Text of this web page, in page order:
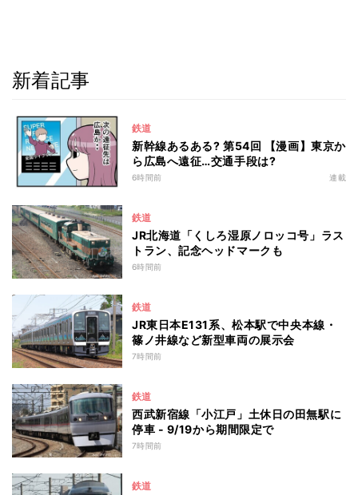
新着記事
鉄道
新幹線あるある? 第54回 【漫画】東京か
ら広島へ遠征…交通手段は?
6時間前 連載
鉄道
JR北海道「くしろ湿原ノロッコ号」ラス
トラン、記念ヘッドマークも
6時間前
鉄道
JR東日本E131系、松本駅で中央本線・
篠ノ井線など新型車両の展示会
7時間前
鉄道
西武新宿線「小江戸」土休日の田無駅に
停車 - 9/19から期間限定で
7時間前
鉄道